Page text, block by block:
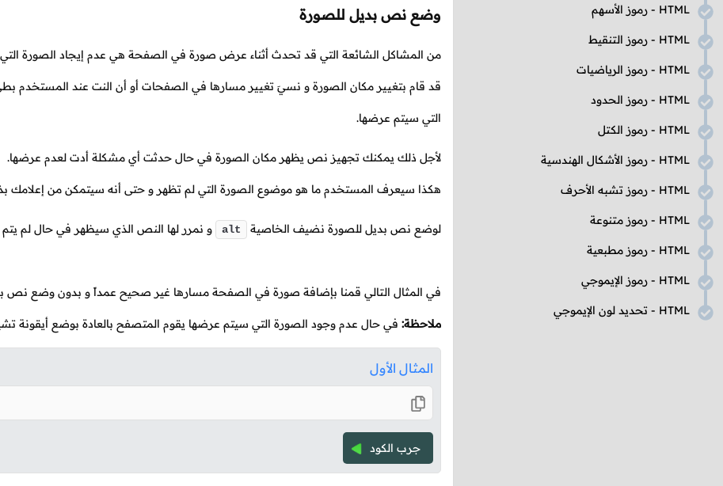
HTML - رموز الأسهم
HTML - رموز التنقيط
HTML - رموز الرياضيات
HTML - رموز الحدود
HTML - رموز الكتل
HTML - رموز الأشكال الهندسية
HTML - رموز تشبه الأحرف
HTML - رموز متنوعة
HTML - رموز مطبعية
HTML - رموز الإيموجي
HTML - تحديد لون الإيموجي
وضع نص بديل للصورة
من المشاكل الشائعة التي قد تحدث أثناء عرض صورة في الصفحة هي عدم إيجاد الصورة
قد قام بتغيير مكان الصورة و نسيَ تغيير مسارها في الصفحات أو أن النت عند المستخدم
التي سيتم عرضها.
لأجل ذلك يمكنك تجهيز نص يظهر مكان الصورة في حال حدثت أي مشكلة أدت لعدم عرضها.
هكذا سيعرف المستخدم ما هو موضوع الصورة التي لم تظهر و حتى أنه سيتمكن من
لوضع نص بديل للصورة نضيف الخاصية alt و نمرر لها النص الذي سيظهر في حال لم
في المثال التالي قمنا بإضافة صورة في الصفحة مسارها غير صحيح عمداً و بدون وضع نص
ملاحظة: في حال عدم وجود الصورة التي سيتم عرضها يقوم المتصفح بالعادة بوضع أيقونة
المثال الأول
جرب الكود